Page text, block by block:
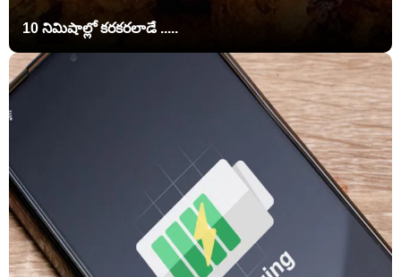
10 నిమిషాల్లో కరకరలాడే .....